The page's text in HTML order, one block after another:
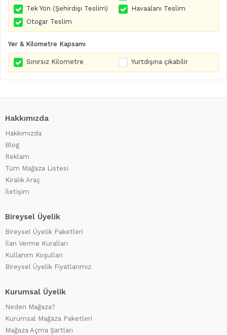
Tek Yön (Şehirdışı Teslim)
Havaalanı Teslim
Otogar Teslim
Yer & Kilometre Kapsamı
Sınırsız Kilometre Yurtdışına çıkabilir
Hakkımızda
Hakkımızda
Blog
Reklam
Tüm Mağaza Listesi
Kiralık Araç
İletişim
Bireysel Üyelik
Bireysel Üyelik Paketleri
İlan Verme Kuralları
Kullanım Koşulları
Bireysel Üyelik Fiyatlarımız
Kurumsal Üyelik
Neden Mağaza?
Kurumsal Mağaza Paketleri
Mağaza Açma Şartları